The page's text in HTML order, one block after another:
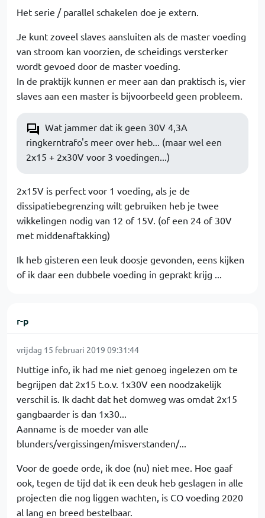
Het serie / parallel schakelen doe je extern.
Je kunt zoveel slaves aansluiten als de master voeding
van stroom kan voorzien, de scheidings versterker
wordt gevoed door de master voeding.
In de praktijk kunnen er meer aan dan praktisch is, vier
slaves aan een master is bijvoorbeeld geen probleem.
Wat jammer dat ik geen 30V 4,3A
ringkerntrafo's meer over heb... (maar wel een
2x15 + 2x30V voor 3 voedingen...)
2x15V is perfect voor 1 voeding, als je de
dissipatiebegrenzing wilt gebruiken heb je twee
wikkelingen nodig van 12 of 15V. (of een 24 of 30V
met middenaftakking)
Ik heb gisteren een leuk doosje gevonden, eens kijken
of ik daar een dubbele voeding in geprakt krijg ...
r-p
vrijdag 15 februari 2019 09:31:44
Nuttige info, ik had me niet genoeg ingelezen om te
begrijpen dat 2x15 t.o.v. 1x30V een noodzakelijk
verschil is. Ik dacht dat het domweg was omdat 2x15
gangbaarder is dan 1x30...
Aanname is de moeder van alle
blunders/vergissingen/misverstanden/...
Voor de goede orde, ik doe (nu) niet mee. Hoe gaaf
ook, tegen de tijd dat ik een deuk heb geslagen in alle
projecten die nog liggen wachten, is CO voeding 2020
al lang en breed bestelbaar.